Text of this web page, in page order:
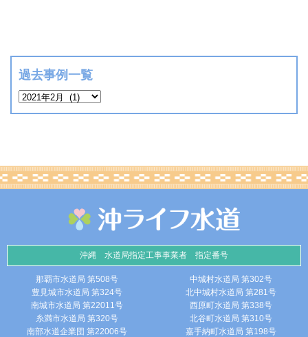
過去事例一覧
沖縄 水道局指定工事事業者 指定番号
那覇市水道局 第508号
豊見城市水道局 第324号
南城市水道局 第22011号
糸満市水道局 第320号
南部水道企業団 第22006号
中城村水道局 第302号
北中城村水道局 第281号
西原町水道局 第338号
北谷町水道局 第310号
嘉手納町水道局 第198号